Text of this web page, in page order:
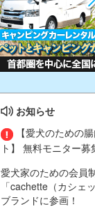
お知らせ
【愛犬のための
ト】 無料モニター募
愛犬家のための会員
「cachette（カシェ
ブランドに参画！